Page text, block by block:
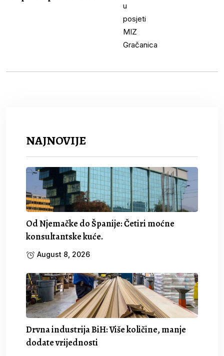
NAJNOVIJE
Od Njemačke do Španije: Četiri moćne
konsultantske kuće.
August 8, 2026
Drvna industrija BiH: Više količine, manje
dodate vrijednosti